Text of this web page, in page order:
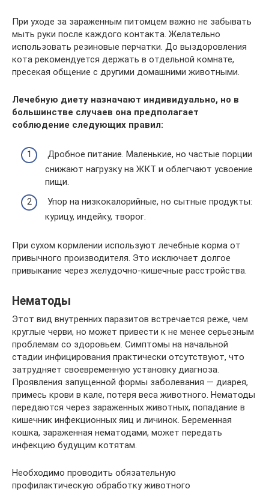
При уходе за зараженным питомцем важно не забывать
мыть руки после каждого контакта. Желательно
использовать резиновые перчатки. До выздоровления
кота рекомендуется держать в отдельной комнате,
пресекая общение с другими домашними животными.
Лечебную диету назначают индивидуально, но в
большинстве случаев она предполагает
соблюдение следующих правил:
Дробное питание. Маленькие, но частые порции
снижают нагрузку на ЖКТ и облегчают усвоение
пищи.
Упор на низкокалорийные, но сытные продукты:
курицу, индейку, творог.
При сухом кормлении используют лечебные корма от
привычного производителя. Это исключает долгое
привыкание через желудочно-кишечные расстройства.
Нематоды
Этот вид внутренних паразитов встречается реже, чем
круглые черви, но может привести к не менее серьезным
проблемам со здоровьем. Симптомы на начальной
стадии инфицирования практически отсутствуют, что
затрудняет своевременную установку диагноза.
Проявления запущенной формы заболевания — диарея,
примесь крови в кале, потеря веса животного. Нематоды
передаются через зараженных животных, попадание в
кишечник инфекционных яиц и личинок. Беременная
кошка, зараженная нематодами, может передать
инфекцию будущим котятам.
Необходимо проводить обязательную
профилактическую обработку животного